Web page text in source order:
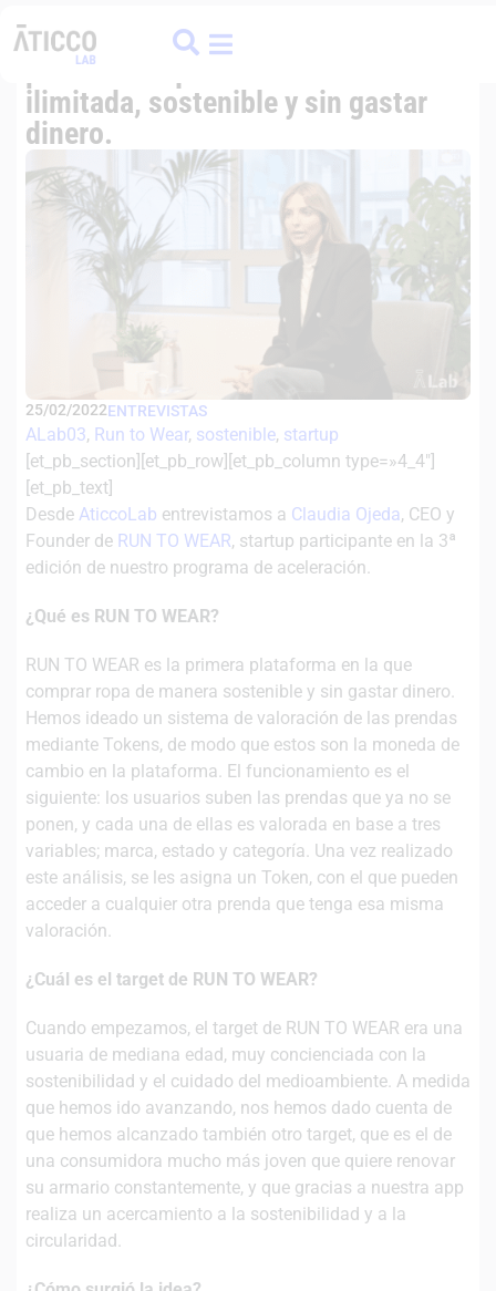
Entrevistamos a RUN TO WEAR, la
plataforma que te da acceso a moda
ilimitada, sostenible y sin gastar
dinero.
25/02/2022ENTREVISTAS
ALab03, Run to Wear, sostenible, startup
[et_pb_section][et_pb_row][et_pb_column type=»4_4″]
[et_pb_text]
Desde AticcoLab entrevistamos a Claudia Ojeda, CEO y
Founder de RUN TO WEAR, startup participante en la 3ª
edición de nuestro programa de aceleración.
¿Qué es RUN TO WEAR?
RUN TO WEAR es la primera plataforma en la que
comprar ropa de manera sostenible y sin gastar dinero.
Hemos ideado un sistema de valoración de las prendas
mediante Tokens, de modo que estos son la moneda de
cambio en la plataforma. El funcionamiento es el
siguiente: los usuarios suben las prendas que ya no se
ponen, y cada una de ellas es valorada en base a tres
variables; marca, estado y categoría. Una vez realizado
este análisis, se les asigna un Token, con el que pueden
acceder a cualquier otra prenda que tenga esa misma
valoración.
¿Cuál es el target de RUN TO WEAR?
Cuando empezamos, el target de RUN TO WEAR era una
usuaria de mediana edad, muy concienciada con la
sostenibilidad y el cuidado del medioambiente. A medida
que hemos ido avanzando, nos hemos dado cuenta de
que hemos alcanzado también otro target, que es el de
una consumidora mucho más joven que quiere renovar
su armario constantemente, y que gracias a nuestra app
realiza un acercamiento a la sostenibilidad y a la
circularidad.